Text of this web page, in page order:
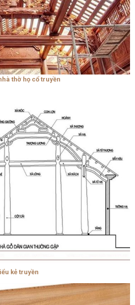
thờ họ cổ truyền
kẻ truyền